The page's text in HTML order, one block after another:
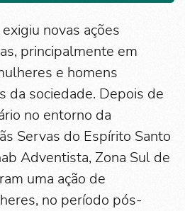
novas ações
principalmente em
e homens
da sociedade. Depois de
no entorno da
Servas do Espírito Santo
Adventista, Zona Sul de
uma ação de
no período pós-